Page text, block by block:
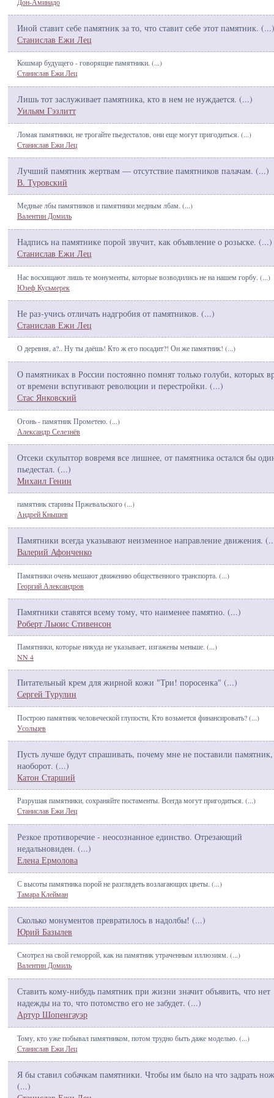
Иной ставит себе памятник за то, что ставит себе этот памятник. (...)
Станислав Ежи Лец
Кошмар будущего - говорящие памятники. (...)
Станислав Ежи Лец
Лишь тот заслуживает памятника, кто в нем не нуждается. (...)
Уильям Гэзлитт
Ломая памятники, не трогайте пьедесталов, они еще могут пригодиться. (...)
Станислав Ежи Лец
Лучший памятник жертвам — отсутствие памятников палачам. (...)
В. Туровский
Медные лбы памятников и памятники медным лбам. (...)
Валентин Домиль
Надпись на памятнике порой звучит, как объявление о розыске. (...)
Станислав Ежи Лец
Нас восхищают лишь те монументы, которые возводились не на нашем горбу. (...)
Юзеф Кусьмерек
Не раз-учись отличать надгробия от памятников. (...)
Станислав Ежи Лец
О деревня, а?.. Ну ты даёшь! Кто ж его посадит?! Он же памятник! (...)
О памятниках в России постоянно помнят только голуби, которых
от времени вспугивают революции и перестройки. (...)
Стас Янковский
Огонь - памятник Прометею. (...)
Александр Селезнёв
Отсеки скульптор вовремя все лишнее, от памятника остался бы
пьедестал. (...)
Михаил Генин
памятник старины Пржевальского (...)
Андрей Кнышев
Памятники всегда указывают неизменное направление движения. (
Валерий Афонченко
Памятники очень мешают движению общественного транспорта. (...)
Георгий Александров
Памятники ставятся всему тому, что наименее памятно. (...)
Роберт Льюис Стивенсон
Памятники, которые никуда не указывает, изгажены меньше. (...)
NN 4
Питательный крем для жирной кожи "Три! поросенка" (...)
Сергей Турулин
Построю памятник человеческой глупости, Кто возьмется финансировать? (...)
Усольцев
Пусть лучше будут спрашивать, почему мне не поставили
наоборот. (...)
Катон Старший
Разрушая памятники, сохраняйте постаменты. Всегда могут пригодиться. (...)
Станислав Ежи Лец
Резкое противоречие - неосознанное единство. Отрезающий
недальновиден. (...)
Елена Ермолова
С высоты памятника порой не разглядеть возлагающих цветы. (...)
Тамара Клейман
Сколько монументов превратилось в надолбы! (...)
Юрий Базылев
Смотрел на свой геморрой, как на памятник утраченным иллюзиям. (...)
Валентин Домиль
Ставить кому-нибудь памятник при жизни значит объявить, что нет
надежды на то, что потомство его не забудет. (...)
Артур Шопенгауэр
Тому, кто уже побывал памятником, потом трудно быть даже моделью. (...)
Станислав Ежи Лец
Я бы ставил собачкам памятники. Чтобы им было на что задрать
(...)